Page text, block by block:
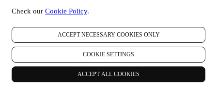
Check our Cookie Policy.
ACCEPT NECESSARY COOKIES ONLY
COOKIE SETTINGS
ACCEPT ALL COOKIES
e servizi. Alla fine del processo di acquisto, potremmo invitarvi a
obbligatoria e siete liberi di inviarla o meno.
vii. WHATSAPP FOR BUSINESS
Alcuni dei nostri negozi fisici utilizzano WhatsApp for Business con
i clienti che lo richiedono, proprio per fornire supporto e inviare
informazioni sui nostri prodotti. Questo canale non è finalizzato alla
vendita dei nostri prodotti. Non verranno richiesti dati di carte di